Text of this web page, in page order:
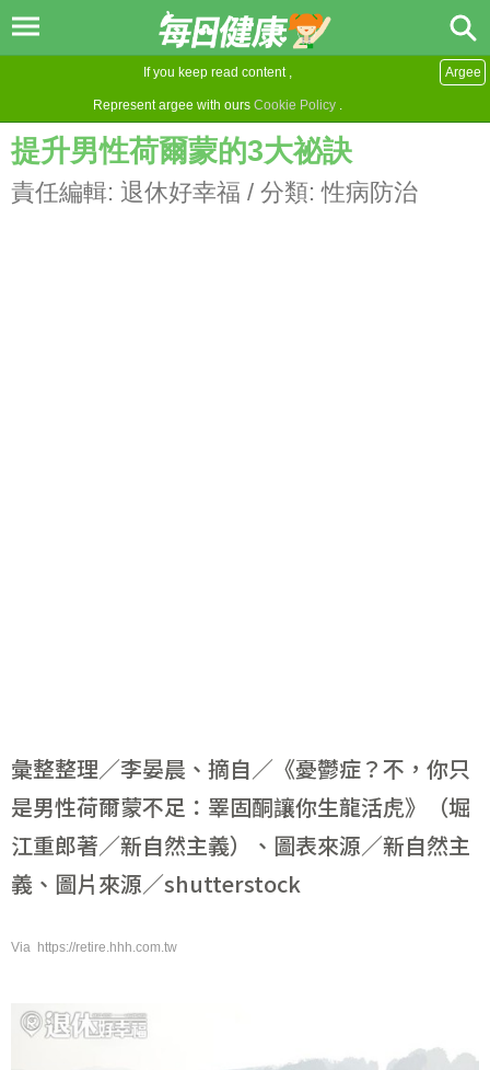
If you keep read content ,
Represent argee with ours Cookie Policy .
Argee
提升男性荷爾蒙的3大祕訣
責任編輯: 退休好幸福 / 分類: 性病防治
彙整整理／李晏晨、摘自／《憂鬱症？不，你只
是男性荷爾蒙不足：睪固酮讓你生龍活虎》（堀
江重郎著／新自然主義）、圖表來源／新自然主
義、圖片來源／shutterstock
Via https://retire.hhh.com.tw